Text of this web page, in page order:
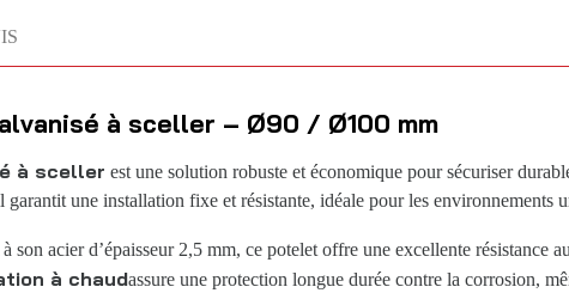
à sceller – Ø90 / Ø100 mm
à sceller est une solution robuste et économique pour sécuriser
une installation fixe et résistante, idéale pour les environnements
à son acier d’épaisseur 2,5 mm, ce potelet offre une excellente résistance
à chaudassure une protection longue durée contre la corrosion,